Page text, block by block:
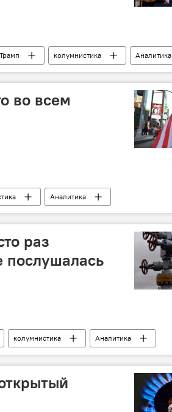
колумнистика Аналитика
во всем
Аналитика
раз
послушалась
колумнистика Аналитика